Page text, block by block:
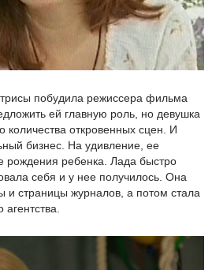
побудила режиссера фильма
ей главную роль, но девушка
количества откровенных сцен. И
бизнес. На удивление, ее
рождения ребенка. Лада быстро
себя и у нее получилось. Она
и страницы журналов, а потом стала